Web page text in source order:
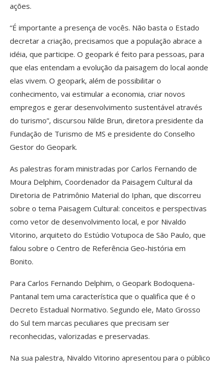
ações.
“É importante a presença de vocês. Não basta o Estado
decretar a criação, precisamos que a população abrace a
idéia, que participe. O geopark é feito para pessoas, para
que elas entendam a evolução da paisagem do local aonde
elas vivem. O geopark, além de possibilitar o
conhecimento, vai estimular a economia, criar novos
empregos e gerar desenvolvimento sustentável através
do turismo”, discursou Nilde Brun, diretora presidente da
Fundação de Turismo de MS e presidente do Conselho
Gestor do Geopark.
As palestras foram ministradas por Carlos Fernando de
Moura Delphim, Coordenador da Paisagem Cultural da
Diretoria de Patrimônio Material do Iphan, que discorreu
sobre o tema Paisagem Cultural: conceitos e perspectivas
como vetor de desenvolvimento local, e por Nivaldo
Vitorino, arquiteto do Estúdio Votupoca de São Paulo, que
falou sobre o Centro de Referência Geo-história em
Bonito.
Para Carlos Fernando Delphim, o Geopark Bodoquena-
Pantanal tem uma característica que o qualifica que é o
Decreto Estadual Normativo. Segundo ele, Mato Grosso
do Sul tem marcas peculiares que precisam ser
reconhecidas, valorizadas e preservadas.
Na sua palestra, Nivaldo Vitorino apresentou para o público